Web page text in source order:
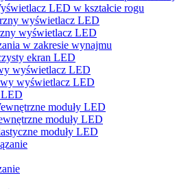
LED w kształcie rogu
wyświetlacz LED
wyświetlacz LED
w zakresie wynajmu
ekran LED
wyświetlacz LED
wyświetlacz LED
LED
moduły LED
moduły LED
moduły LED